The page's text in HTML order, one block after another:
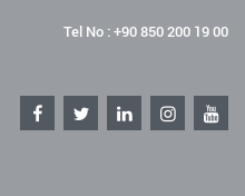
Tel No : +90 850 200 19 00